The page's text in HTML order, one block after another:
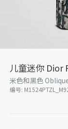
儿童迷你 Dior
米色和黑色
编号: